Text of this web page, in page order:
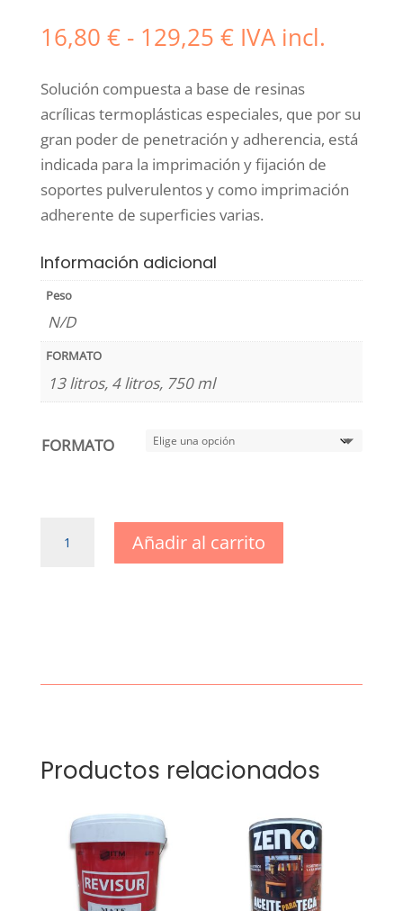
16,80 € - 129,25 €Rango
precios:
desde
16,80 €
hasta
129,25 €
IVA incl.
Solución compuesta a base de resinas
acrílicas termoplásticas especiales, que por su
gran poder de penetración y adherencia, está
indicada para la imprimación y fijación de
soportes pulverulentos y como imprimación
adherente de superficies varias.
Información adicional
Peso
N/D
FORMATO
13 litros, 4 litros, 750 ml
FORMATO
hidrófugo
Añadir al carrito
Productos relacionados